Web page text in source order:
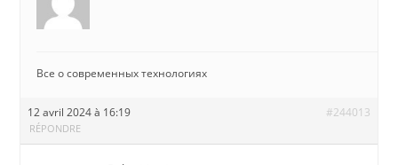
Все о современных технологиях
12 avril 2024 à 16:19 #244013
RÉPONDRE